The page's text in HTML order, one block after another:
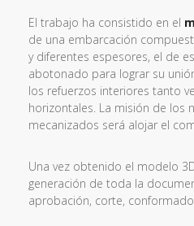
naval. Actualmente, desarrolla
fabricación de equipos de
especiales y proyectos que
cortos con niveles de calidad
El trabajo ha consistido en el
de una embarcación
abotonado para lograr su
los refuerzos interiores tanto
horizontales. La misión de los